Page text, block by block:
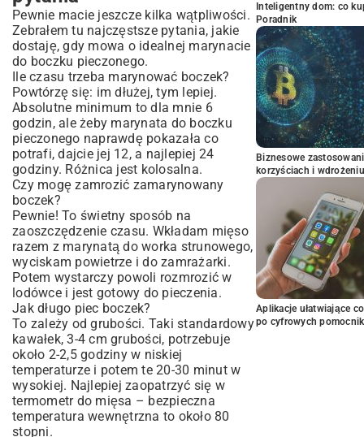
Pewnie macie jeszcze kilka wątpliwości.
Zebrałem tu najczęstsze pytania, jakie
dostaję, gdy mowa o idealnej marynacie
do boczku pieczonego.
Ile czasu trzeba marynować boczek?
Powtórzę się: im dłużej, tym lepiej.
Absolutne minimum to dla mnie 6
godzin, ale żeby marynata do boczku
pieczonego naprawdę pokazała co
potrafi, dajcie jej 12, a najlepiej 24
godziny. Różnica jest kolosalna.
Czy mogę zamrozić zamarynowany
boczek?
Pewnie! To świetny sposób na
zaoszczędzenie czasu. Wkładam mięso
razem z marynatą do worka strunowego,
wyciskam powietrze i do zamrażarki.
Potem wystarczy powoli rozmrozić w
lodówce i jest gotowy do pieczenia.
Jak długo piec boczek?
To zależy od grubości. Taki standardowy
kawałek, 3-4 cm grubości, potrzebuje
około 2-2,5 godziny w niskiej
temperaturze i potem te 20-30 minut w
wysokiej. Najlepiej zaopatrzyć się w
termometr do mięsa – bezpieczna
temperatura wewnętrzna to około 80
stopni.
Inteligentny dom: co
Poradnik
Biznesowe
korzyściach i wdrożeniu
Aplikacje ułatwiające
po cyfrowych